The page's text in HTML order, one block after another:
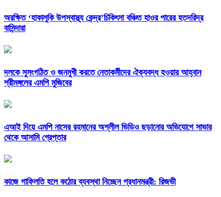
অরক্ষিত ‘হাকালুকি উপস্বাস্থ্য কেন্দ্র’চিকিৎসা বঞ্চিত হাওর পারের হতদরিদ্র
বাসিন্দারা
দলকে সুসংগঠিত ও জনমুখী করতে নেতাকর্মীদের ঐক্যবদ্ধ হওয়ার আহ্বান
শ্রীমঙ্গলের এমপি মুজিবের
এআই দিয়ে এমপি নাসের রহমানের অশ্লীল ভিডিও ছড়ানোর অভিযোগে সাভার
থেকে আসামি গ্রেপ্তার
কাজে গাফিলতি হলে কঠোর ব্যবস্থা নিচ্ছেন প্রধানমন্ত্রী: রিজভী